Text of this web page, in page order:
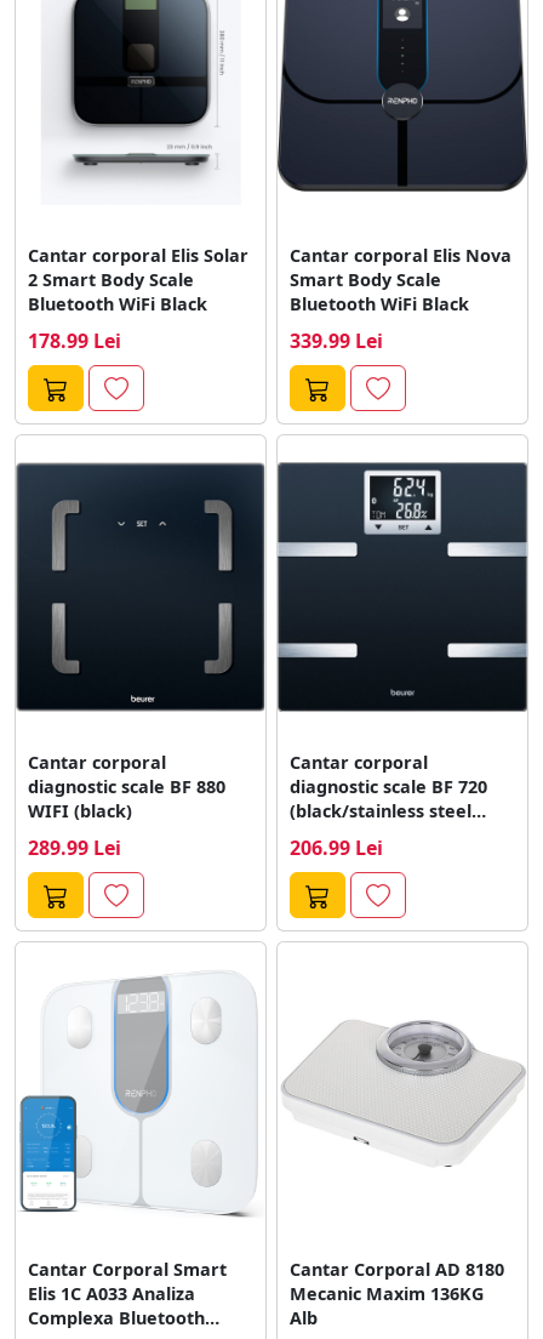
Cantar corporal Elis Solar
2 Smart Body Scale
Bluetooth WiFi Black
178.99 Lei
Cantar corporal Elis Nova
Smart Body Scale
Bluetooth WiFi Black
339.99 Lei
Cantar corporal
diagnostic scale BF 880
WIFI (black)
289.99 Lei
Cantar corporal
diagnostic scale BF 720
(black/stainless steel
206.99 Lei
Cantar Corporal Smart
Elis 1C A033 Analiza
Complexa Bluetooth
Cantar Corporal AD 8180
Mecanic Maxim 136KG
Alb